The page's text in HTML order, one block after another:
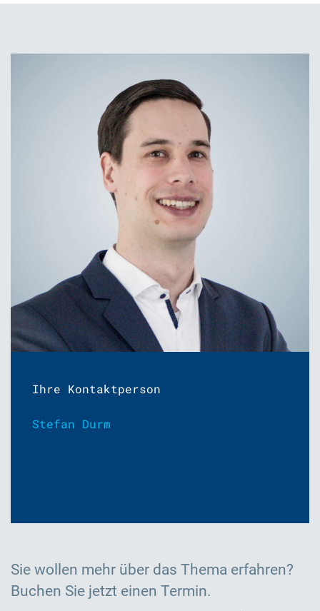
Ihre Kontaktperson
Stefan Durm
Sie wollen mehr über das Thema erfahren?
Buchen Sie jetzt einen Termin.